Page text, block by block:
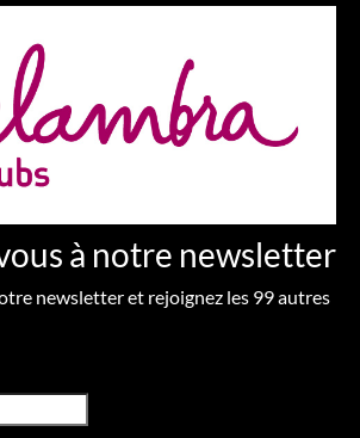
à notre newsletter
newsletter et rejoignez les 99 autres